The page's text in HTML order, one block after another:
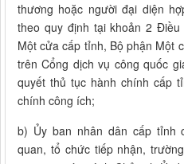
thương hoặc người đại diện
theo quy định tại khoản 2
Một cửa cấp tỉnh, Bộ phận Một
trên Cổng dịch vụ công quốc
quyết thủ tục hành chính cấp
chính công ích;
b) Ủy ban nhân dân cấp tỉnh
quan, tổ chức tiếp nhận,